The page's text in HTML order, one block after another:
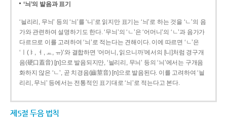
‘늬’의 발음과 표기
‘늴리리, 무늬’ 등의 ‘늬’를 ‘니’로 읽지만 표기는 ‘늬’로 하는 것을 ‘ㄴ’의 음
가와 관련하여 설명하기도 한다. ‘무늬’의 ‘ㄴ’은 ‘어머니’의 ‘ㄴ’과 음가가
다르므로 이를 고려하여 ‘늬’로 적는다는 견해이다. 이에 따르면 ‘ㄴ’은
‘ㅣ(ㅑ, ㅕ, ㅛ, ㅠ)’와 결합하면 ‘어머니, 읽으니까’에서의 [니]처럼 경구개
음(硬口蓋音) [ɲ]으로 발음되지만, ‘늴리리, 무늬’ 등의 ‘늬’에서는 구개음
화하지 않은 ‘ㄴ’, 곧 치경음(齒莖音) [n]으로 발음된다. 이를 고려하여 ‘늴
리리, 무늬’ 등에서는 전통적인 표기대로 ‘늬’로 적는다고 본다.
제5절 두음 법칙